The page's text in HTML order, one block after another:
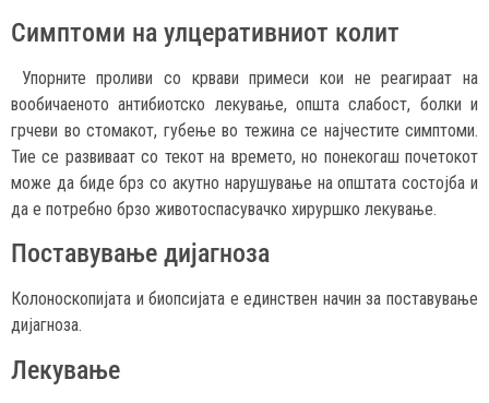
Симптоми на улцеративниот колит
Упорните проливи со крвави примеси кои не реагираат на
вообичаеното антибиотско лекување, општа слабост, болки и
грчеви во стомакот, губење во тежина се најчестите симптоми.
Тие се развиваат со текот на времето, но понекогаш почетокот
може да биде брз со акутно нарушување на општата состојба и
да е потребно брзо животоспасувачко хируршко лекување.
Поставување дијагноза
Колоноскопијата и биопсијата е единствен начин за поставување
дијагноза.
Лекување